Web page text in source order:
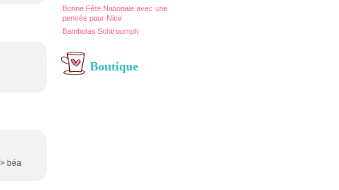
Bonne Fête Nationale avec une
pensée pour Nice
Bambolas Schtroumph
Boutique
béa